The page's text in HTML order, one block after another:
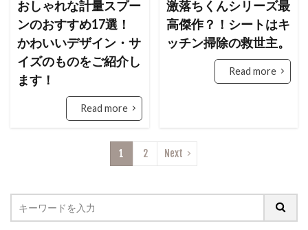
おしゃれな計量スプー
ンのおすすめ17選！
かわいいデザイン・サ
イズのものをご紹介し
ます！
Read more
激落ちくんシリーズ最
高傑作？！シートはキ
ッチン掃除の救世主。
Read more
1 2 Next